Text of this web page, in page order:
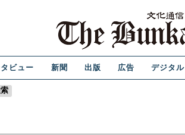
ビュー 新聞 出版 広告 デジタル